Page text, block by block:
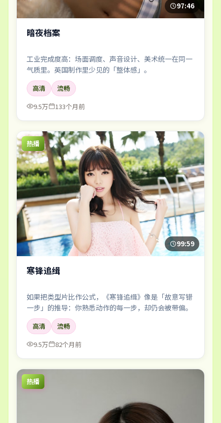
97:46
暗夜档案
工业完成度高：场面调度、声音设计、美术统一在同一
气质里。英国制作里少见的「整体感」。
高清
流畅
9.5万
133个月前
热播
99:59
寒锋追缉
如果把类型片比作公式，《寒锋追缉》像是「故意写错
一步」的推导：你熟悉动作的每一步，却仍会被带偏。
高清
流畅
9.5万
82个月前
热播